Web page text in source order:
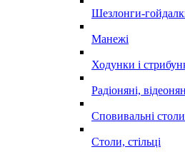
Шезлонги-
Манежі
Ходунки і
Радіоняні,
Сповивальні
Столи, стільці